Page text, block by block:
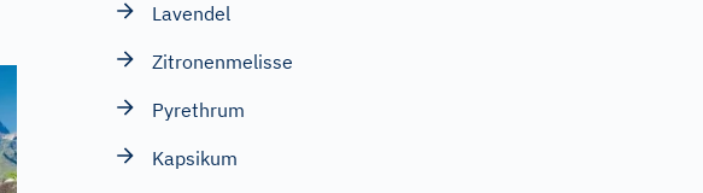
Lavendel
Zitronenmelisse
Pyrethrum
Kapsikum